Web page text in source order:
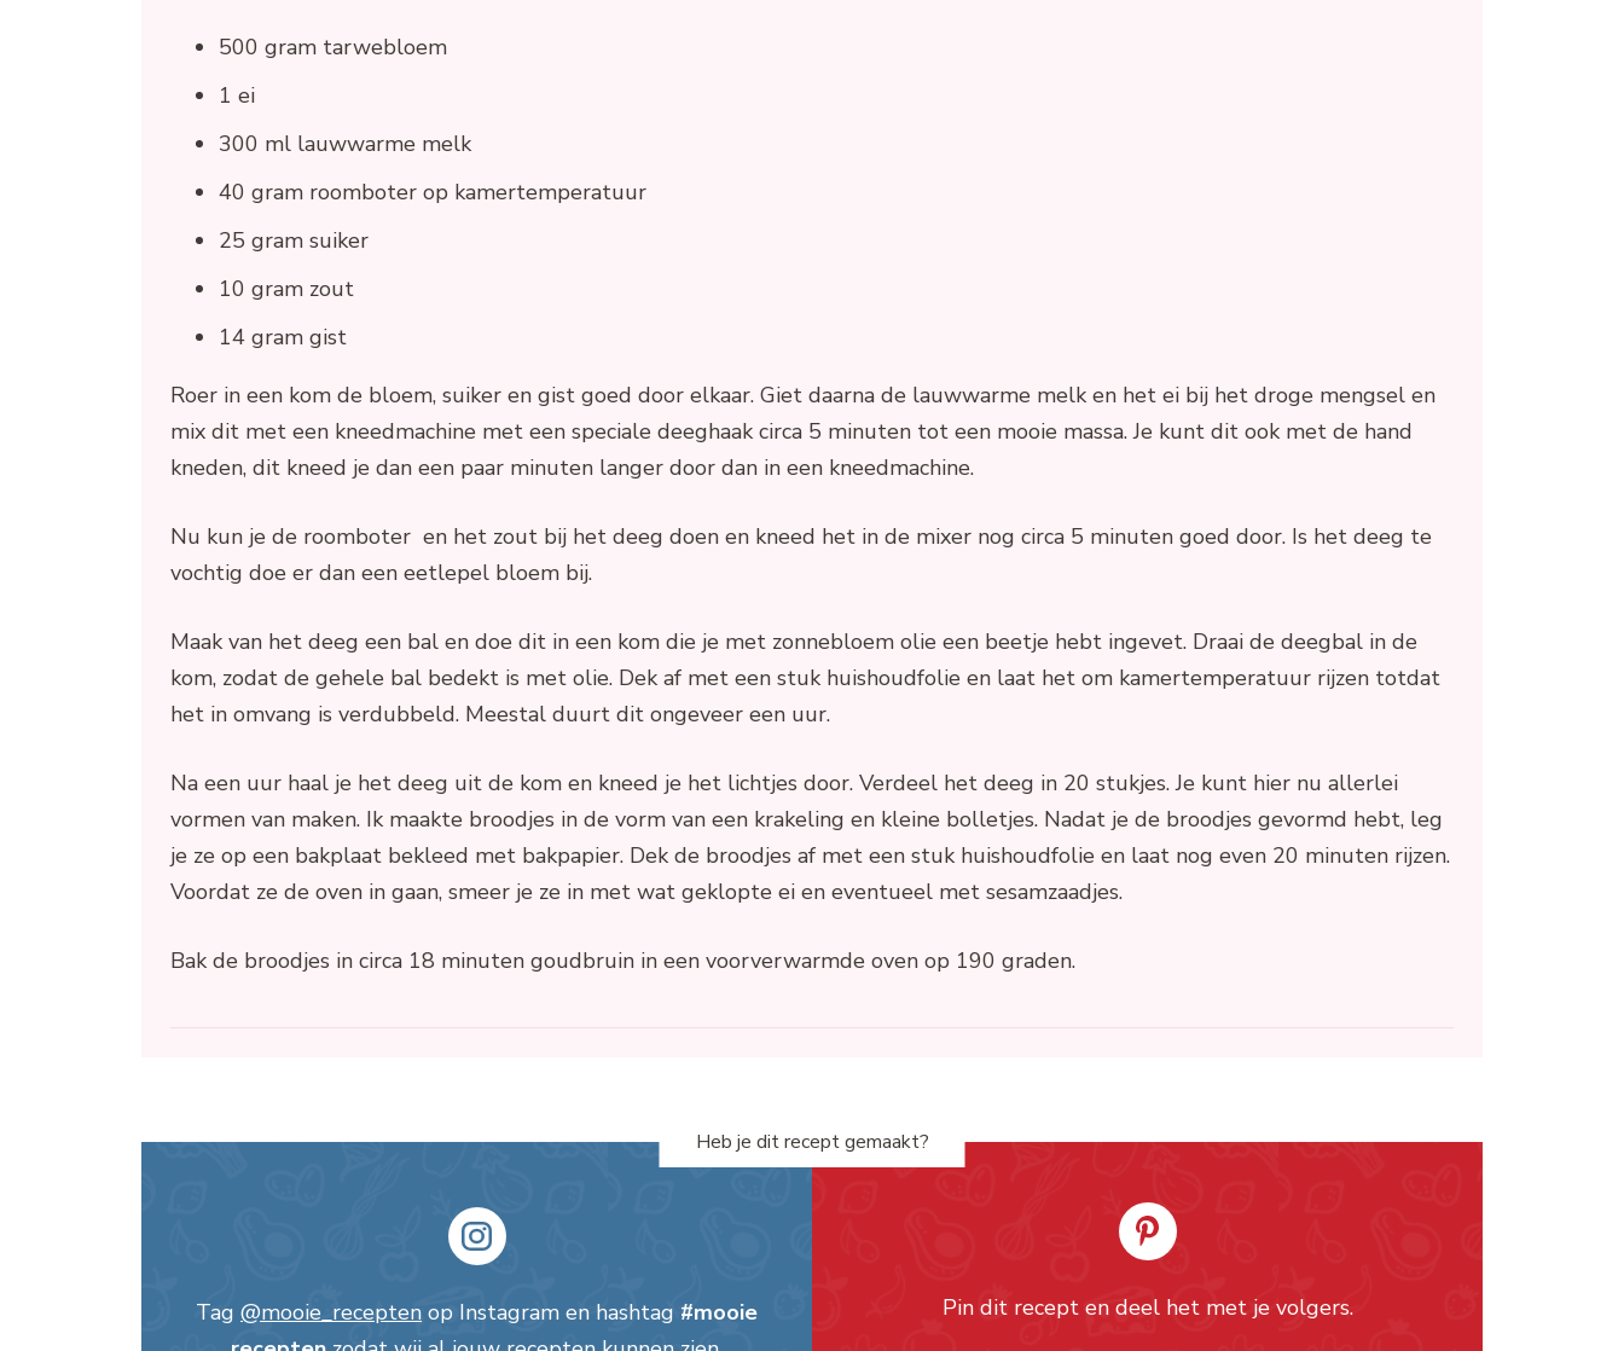
500 gram tarwebloem
1 ei
300 ml lauwwarme melk
40 gram roomboter op kamertemperatuur
25 gram suiker
10 gram zout
14 gram gist
Roer in een kom de bloem, suiker en gist goed door elkaar. Giet daarna de lauwwarme melk en het ei bij het droge mengsel en
mix dit met een kneedmachine met een speciale deeghaak circa 5 minuten tot een mooie massa. Je kunt dit ook met de hand
kneden, dit kneed je dan een paar minuten langer door dan in een kneedmachine.
Nu kun je de roomboter en het zout bij het deeg doen en kneed het in de mixer nog circa 5 minuten goed door. Is het deeg te
vochtig doe er dan een eetlepel bloem bij.
Maak van het deeg een bal en doe dit in een kom die je met zonnebloem olie een beetje hebt ingevet. Draai de deegbal in de
kom, zodat de gehele bal bedekt is met olie. Dek af met een stuk huishoudfolie en laat het om kamertemperatuur rijzen totdat
het in omvang is verdubbeld. Meestal duurt dit ongeveer een uur.
Na een uur haal je het deeg uit de kom en kneed je het lichtjes door. Verdeel het deeg in 20 stukjes. Je kunt hier nu allerlei
vormen van maken. Ik maakte broodjes in de vorm van een krakeling en kleine bolletjes. Nadat je de broodjes gevormd hebt, leg
je ze op een bakplaat bekleed met bakpapier. Dek de broodjes af met een stuk huishoudfolie en laat nog even 20 minuten rijzen.
Voordat ze de oven in gaan, smeer je ze in met wat geklopte ei en eventueel met sesamzaadjes.
Bak de broodjes in circa 18 minuten goudbruin in een voorverwarmde oven op 190 graden.
Heb je dit recept gemaakt?
Tag @mooie_recepten op Instagram en hashtag #mooie
Pin dit recept en deel het met je volgers.